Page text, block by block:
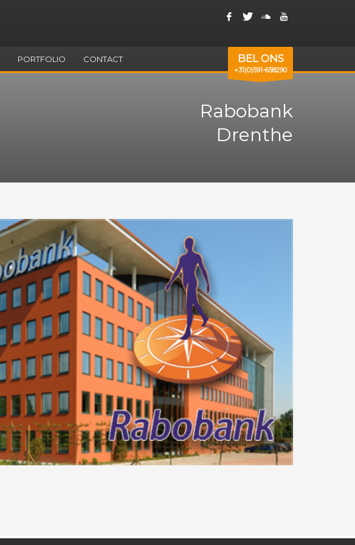
PORTFOLIO CONTACT BEL ONS
+31(0)591-658290
Rabobank
Drenthe